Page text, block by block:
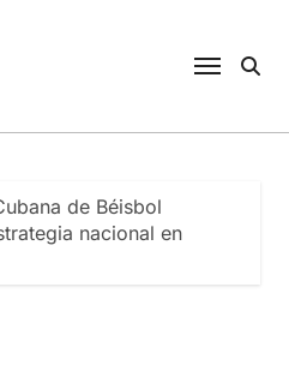
de Béisbol
nacional en